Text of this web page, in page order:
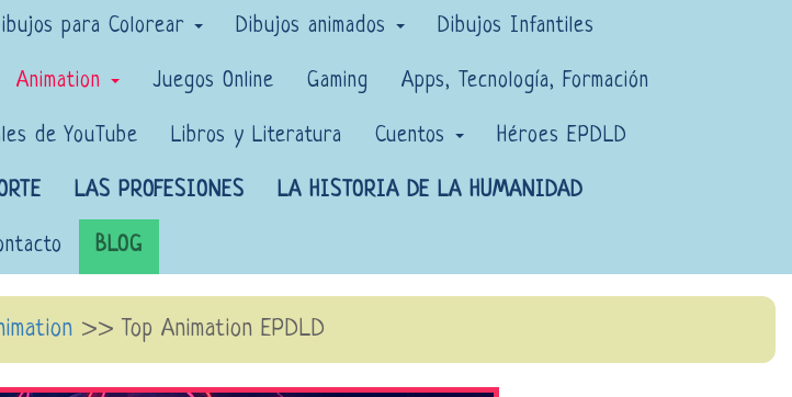
para Colorear Dibujos animados Dibujos Infantiles
Animation Juegos Online Gaming Apps, Tecnología, Formación
de YouTube Libros y Literatura Cuentos Héroes EPDLD
LAS PROFESIONES LA HISTORIA DE LA HUMANIDAD
BLOG
>> Top Animation EPDLD